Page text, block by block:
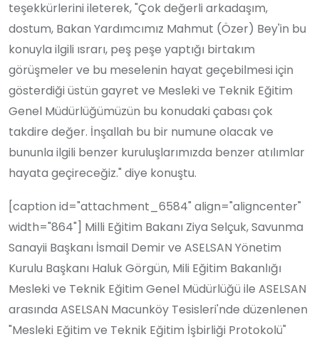
teşekkürlerini ileterek, "Çok değerli arkadaşım,
dostum, Bakan Yardımcımız Mahmut (Özer) Bey'in bu
konuyla ilgili ısrarı, peş peşe yaptığı birtakım
görüşmeler ve bu meselenin hayat geçebilmesi için
gösterdiği üstün gayret ve Mesleki ve Teknik Eğitim
Genel Müdürlüğümüzün bu konudaki çabası çok
takdire değer. İnşallah bu bir numune olacak ve
bununla ilgili benzer kuruluşlarımızda benzer atılımlar
hayata geçireceğiz." diye konuştu.
[caption id="attachment_6584" align="aligncenter"
width="864"] Milli Eğitim Bakanı Ziya Selçuk, Savunma
Sanayii Başkanı İsmail Demir ve ASELSAN Yönetim
Kurulu Başkanı Haluk Görgün, Mili Eğitim Bakanlığı
Mesleki ve Teknik Eğitim Genel Müdürlüğü ile ASELSAN
arasında ASELSAN Macunköy Tesisleri'nde düzenlenen
"Mesleki Eğitim ve Teknik Eğitim İşbirliği Protokolü"